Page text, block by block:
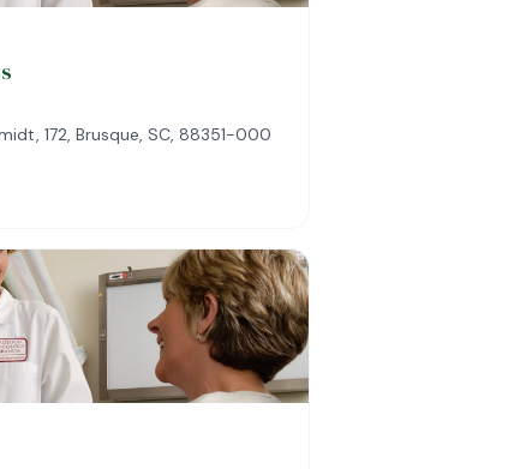
172, Brusque, SC, 88351-000